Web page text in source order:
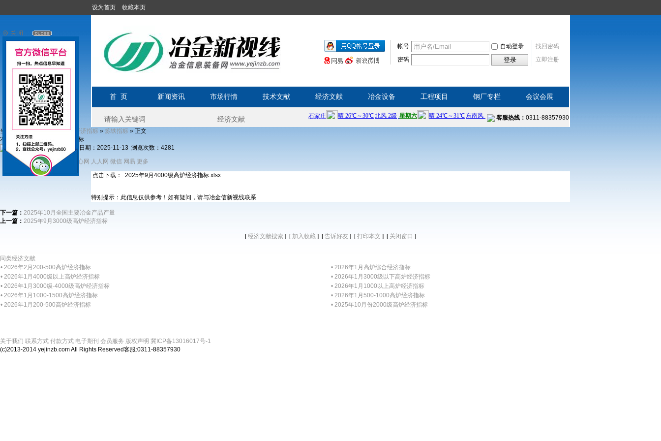
设为首页 收藏本页
帐号 自动登录
找回密码
密码
登录 立即注册
首 页 新闻资讯 市场行情 技术文献 经济文献 冶金设备 工程项目 钢厂专栏 会议会展
客服热线： 0311-88357930
当前位置:首页»经济文献» 经济指标 » 炼铁指标 » 正文
2025年9月4000级高炉经济指标
发布日期：2025-11-13 浏览次数： 4281
分享到： 新浪微博 QQ 开心网 人人网 微信 网易 更多
点击下载： 2025年9月4000级高炉经济指标.xlsx
特别提示：此信息仅供参考！如有疑问，请与冶金信新视线联系
下一篇： 2025年10月全国主要冶金产品产量
上一篇： 2025年9月3000级高炉经济指标
[经济文献搜索 ] [ 加入收藏 ] [告诉好友 ] [打印本文 ] [ 关闭窗口 ]
同类经济文献
• 2026年2月200-500高炉经济指标
• 2026年1月高炉综合经济指标
• 2026年1月4000级以上高炉经济指标
• 2026年1月3000级以下高炉经济指标
• 2026年1月3000级-4000级高炉经济指标
• 2026年1月1000以上高炉经济指标
• 2026年1月1000-1500高炉经济指标
• 2026年1月500-1000高炉经济指标
• 2026年1月200-500高炉经济指标
• 2025年10月份2000级高炉经济指标
关于我们 联系方式 付款方式 电子期刊 会员服务 版权声明 冀ICP备13016017号-1
(c)2013-2014 yejinzb.com All Rights Reserved客服:0311-88357930